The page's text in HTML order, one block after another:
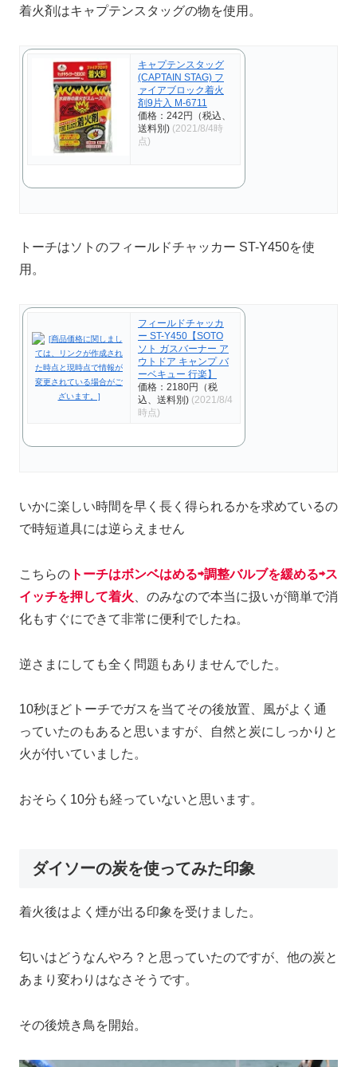
着火剤はキャプテンスタッグの物を使用。
キャプテンスタッグ
(CAPTAIN STAG) フ
ァイアブロック着火
剤9片入 M-6711
価格：242円（税込、
送料別) (2021/8/4時
点)
トーチはソトのフィールドチャッカー ST-Y450を使
用。
フィールドチャッカ
ー ST-Y450【SOTO
ソト ガスバーナー ア
ウトドア キャンプ バ
ーベキュー 行楽】
価格：2180円（税
込、送料別) (2021/8/4
時点)
いかに楽しい時間を早く長く得られるかを求めているの
で時短道具には逆らえません
こちらの トーチはボンベはめる⇨調整バルブを緩める⇨ス
イッチを押して着火 、のみなので本当に扱いが簡単で消
化もすぐにできて非常に便利でしたね。
逆さまにしても全く問題もありませんでした。
10秒ほどトーチでガスを当てその後放置、風がよく通
っていたのもあると思いますが、自然と炭にしっかりと
火が付いていました。
おそらく10分も経っていないと思います。
ダイソーの炭を使ってみた印象
着火後はよく煙が出る印象を受けました。
匂いはどうなんやろ？と思っていたのですが、他の炭と
あまり変わりはなさそうです。
その後焼き鳥を開始。